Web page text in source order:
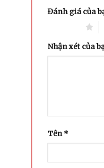
Đánh giá của
Nhận xét của
Tên*